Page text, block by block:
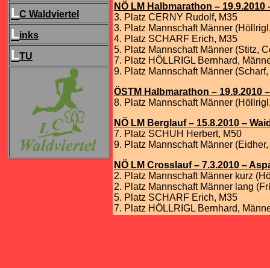
LC Waldviertel
Links
LTU
NÖ LM Halbmarathon – 19.9.2010
3. Platz CERNY Rudolf, M35
3. Platz Mannschaft Männer (Höllrigl
4. Platz SCHARF Erich, M35
5. Platz Mannschaft Männer (Stitz,
7. Platz HÖLLRIGL Bernhard,
9. Platz Mannschaft Männer (Scharf,
ÖSTM Halbmarathon – 19.9.2010
8. Platz Mannschaft Männer (Höllrigl
NÖ LM Berglauf – 15.8.2010 –
7. Platz SCHUH Herbert, M50
9. Platz Mannschaft Männer (Eidher,
NÖ LM Crosslauf – 7.3.2010 –
2. Platz Mannschaft Männer kurz
2. Platz Mannschaft Männer lang
5. Platz SCHARF Erich, M35
7. Platz HÖLLRIGL Bernhard,